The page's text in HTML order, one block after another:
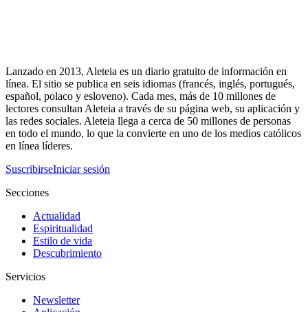
Lanzado en 2013, Aleteia es un diario gratuito de información en
línea. El sitio se publica en seis idiomas (francés, inglés, portugués,
español, polaco y esloveno). Cada mes, más de 10 millones de
lectores consultan Aleteia a través de su página web, su aplicación y
las redes sociales. Aleteia llega a cerca de 50 millones de personas
en todo el mundo, lo que la convierte en uno de los medios católicos
en línea líderes.
SuscribirseIniciar sesión
Secciones
Actualidad
Espiritualidad
Estilo de vida
Descubrimiento
Servicios
Newsletter